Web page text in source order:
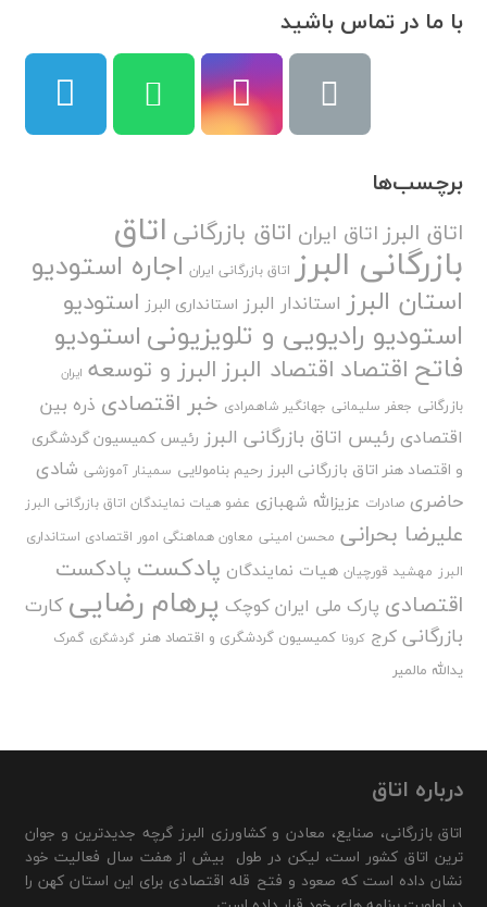
با ما در تماس باشید
برچسب‌ها
اتاق البرزاتاق ایران اتاق بازرگانی اتاق
بازرگانی البرز اتاق بازرگانی ایران اجاره استودیو
استان البرز استاندار البرز استانداری البرز استودیو
استودیو رادیویی و تلویزیونیاستودیو
فاتح اقتصاد اقتصاد البرزالبرز و توسعه ایران
بازرگانی جعفر سلیمانی جهانگیر شاهمرادی خبر اقتصادی ذره بین
اقتصادی رئیس اتاق بازرگانی البرز رئیس کمیسیون گردشگری
و اقتصاد هنر اتاق بازرگانی البرز رحیم بنامولایی سمینار آموزشی شادی
حاضری صادرات عزیزالله شهبازی عضو هیات نمایندگان اتاق بازرگانی البرز
علیرضا بحرانی محسن امینی معاون هماهنگی امور اقتصادی استانداری
البرز مهشید قورچیان هیات نمایندگان پادکست پادکست
اقتصادی پارک ملی ایران کوچک پرهام رضایی کارت
بازرگانی کرج کرونا کمیسیون گردشگری و اقتصاد هنر گردشگری گمرک
یدالله مالمیر
درباره اتاق
اتاق بازرگانی، صنایع، معادن و کشاورزی البرز گرچه جدیدترین و جوان
ترین اتاق کشور است، لیکن در طول بیش از هفت سال فعالیت خود
نشان داده است که صعود و فتح قله اقتصادی برای این استان کهن را